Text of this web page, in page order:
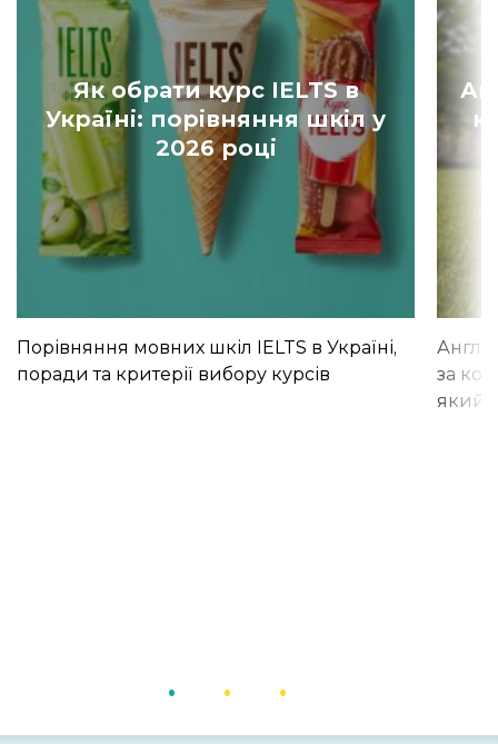
Як обрати курс IELTS в
Україні: порівняння шкіл у
2026 році
Порівняння мовних шкіл IELTS в Україні,
поради та критерії вибору курсів
за
який